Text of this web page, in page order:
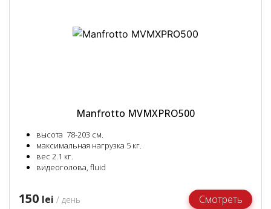
Manfrotto MVMXPRO500
высота 78-203 см.
максимальная нагрузка 5 кг.
вес 2.1 кг.
видеоголова, fluid
150 lei / день Смотреть